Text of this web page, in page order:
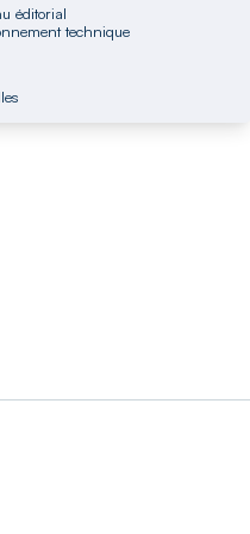
éditorial
technique